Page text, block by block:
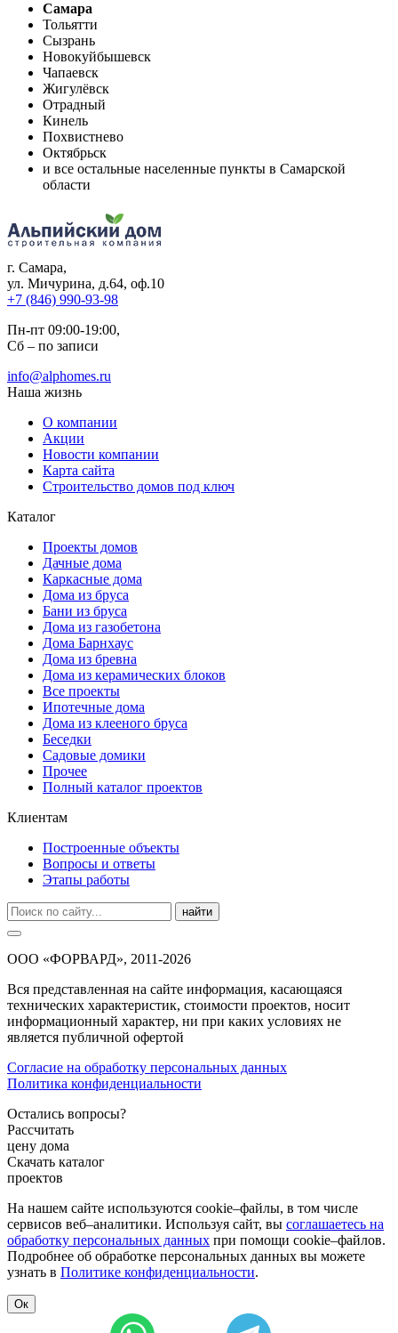
Самара
Тольятти
Сызрань
Новокуйбышевск
Чапаевск
Жигулёвск
Отрадный
Кинель
Похвистнево
Октябрьск
и все остальные населенные пункты в Самарской
области
г. Самара,
ул. Мичурина, д.64, оф.10
+7 (846) 990-93-98
Пн-пт 09:00-19:00,
Сб – по записи
info@alphomes.ru
Наша жизнь
О компании
Акции
Новости компании
Карта сайта
Строительство домов под ключ
Каталог
Проекты домов
Дачные дома
Каркасные дома
Дома из бруса
Бани из бруса
Дома из газобетона
Дома Барнхаус
Дома из бревна
Дома из керамических блоков
Все проекты
Ипотечные дома
Дома из клееного бруса
Беседки
Садовые домики
Прочее
Полный каталог проектов
Клиентам
Построенные объекты
Вопросы и ответы
Этапы работы
найти
ООО «ФОРВАРД», 2011-2026
Вся представленная на сайте информация, касающаяся
технических характеристик, стоимости проектов, носит
информационный характер, ни при каких условиях не
является публичной офертой
Согласие на обработку персональных данных
Политика конфиденциальности
Остались вопросы?
Рассчитать
цену дома
Скачать каталог
проектов
На нашем сайте используются cookie–файлы, в том числе
сервисов веб–аналитики. Используя сайт, вы соглашаетесь на
обработку персональных данных при помощи cookie–файлов.
Подробнее об обработке персональных данных вы можете
узнать в Политике конфиденциальности.
Ок